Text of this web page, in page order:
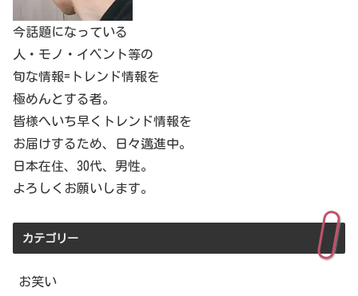
今話題になっている
人・モノ・イベント等の
旬な情報=トレンド情報を
極めんとする者。
皆様へいち早くトレンド情報を
お届けするため、日々邁進中。
日本在住、30代、男性。
よろしくお願いします。
カテゴリー
お笑い